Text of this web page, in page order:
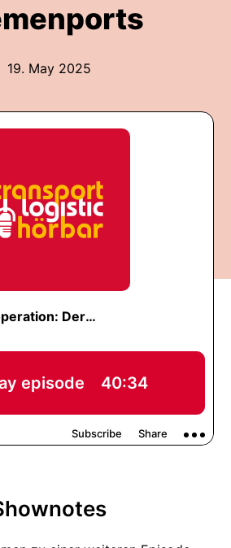
19. May 2025